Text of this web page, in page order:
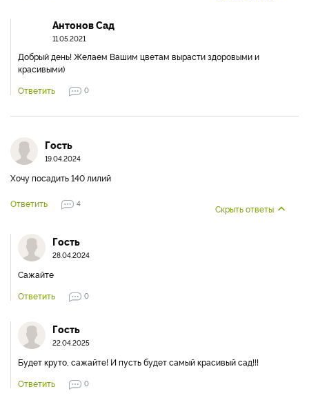
Антонов Сад
11.05.2021
Добрый день! Желаем Вашим цветам вырасти здоровыми и
красивыми)
Ответить
0
Гость
19.04.2024
Хочу посадить 140 лилий
Ответить 4 Скрыть ответы
Гость
28.04.2024
Сажайте
Ответить
0
Гость
22.04.2025
Будет круто, сажайте! И пусть будет самый красивый сад!!!
Ответить
0